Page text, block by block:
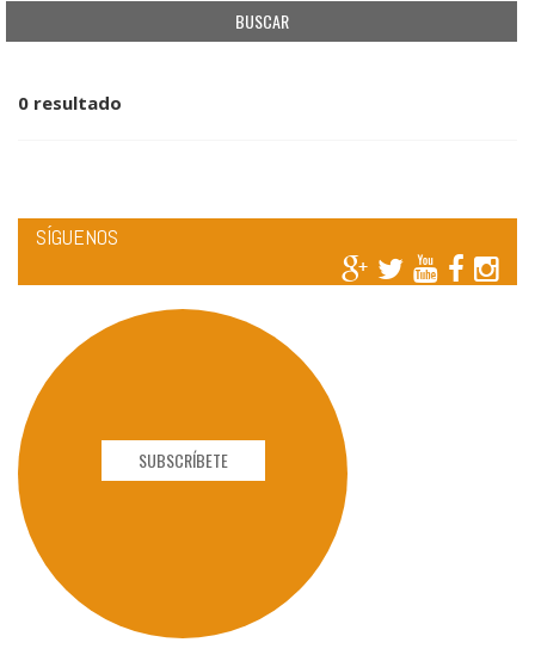
0 resultado
SÍGUENOS
SUBSCRÍBETE